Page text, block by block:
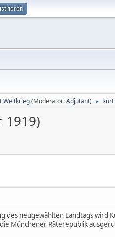
(Moderator:Adjutant) ►
1919)
des neugewählten Landtags wird
Münchener Räterepublik